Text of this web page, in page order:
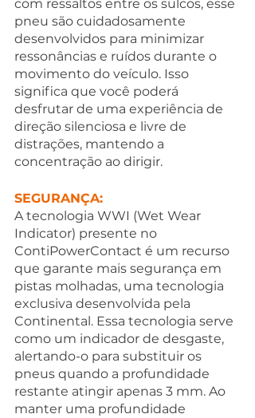
com ressaltos entre os sulcos, esse
pneu são cuidadosamente
desenvolvidos para minimizar
ressonâncias e ruídos durante o
movimento do veículo. Isso
significa que você poderá
desfrutar de uma experiência de
direção silenciosa e livre de
distrações, mantendo a
concentração ao dirigir.
SEGURANÇA:
A tecnologia WWI (Wet Wear
Indicator) presente no
ContiPowerContact é um recurso
que garante mais segurança em
pistas molhadas, uma tecnologia
exclusiva desenvolvida pela
Continental. Essa tecnologia serve
como um indicador de desgaste,
alertando-o para substituir os
pneus quando a profundidade
restante atingir apenas 3 mm. Ao
manter uma profundidade